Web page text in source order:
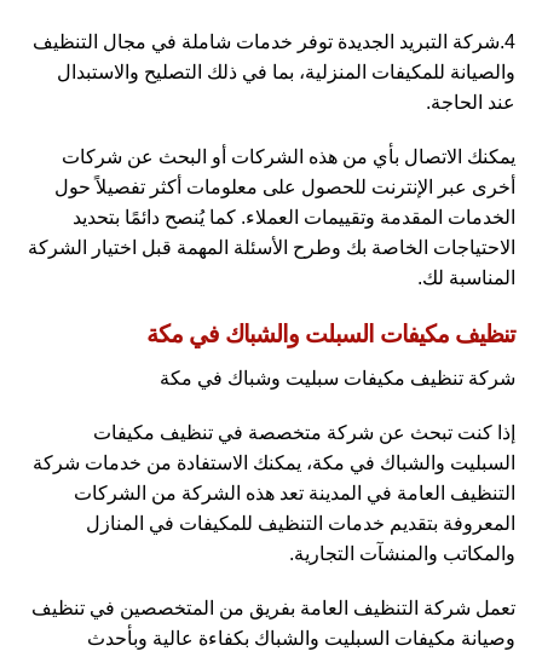
4.شركة التبريد الجديدة توفر خدمات شاملة في مجال التنظيف
والصيانة للمكيفات المنزلية، بما في ذلك التصليح والاستبدال
عند الحاجة.
يمكنك الاتصال بأي من هذه الشركات أو البحث عن شركات
أخرى عبر الإنترنت للحصول على معلومات أكثر تفصيلاً حول
الخدمات المقدمة وتقييمات العملاء. كما يُنصح دائمًا بتحديد
الاحتياجات الخاصة بك وطرح الأسئلة المهمة قبل اختيار الشركة
المناسبة لك.
تنظيف مكيفات السبلت والشباك في مكة
شركة تنظيف مكيفات سبليت وشباك في مكة
إذا كنت تبحث عن شركة متخصصة في تنظيف مكيفات
السبليت والشباك في مكة، يمكنك الاستفادة من خدمات شركة
التنظيف العامة في المدينة تعد هذه الشركة من الشركات
المعروفة بتقديم خدمات التنظيف للمكيفات في المنازل
والمكاتب والمنشآت التجارية.
تعمل شركة التنظيف العامة بفريق من المتخصصين في تنظيف
وصيانة مكيفات السبليت والشباك بكفاءة عالية وبأحدث